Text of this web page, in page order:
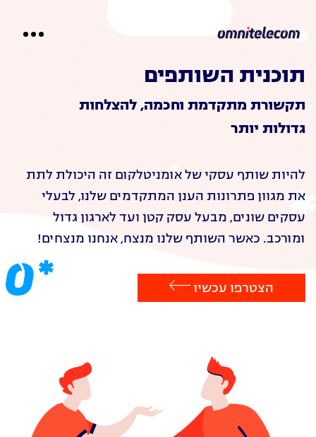
תוכנית השותפים
תקשורת מתקדמת וחכמה, להצלחות
גדולות יותר
להיות שותף עסקי של אומניטלקום זה היכולת לתת
את מגוון פתרונות הענן המתקדמים שלנו, לבעלי
עסקים שונים, מבעל עסק קטן ועד לארגון גדול
ומורכב. כאשר השותף שלנו מנצח, אנחנו מנצחים!
הצטרפו עכשיו